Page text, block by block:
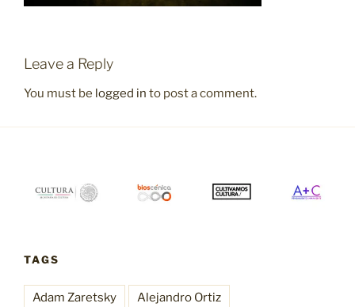
Leave a Reply
You must be logged in to post a comment.
TAGS
Adam Zaretsky Alejandro Ortiz